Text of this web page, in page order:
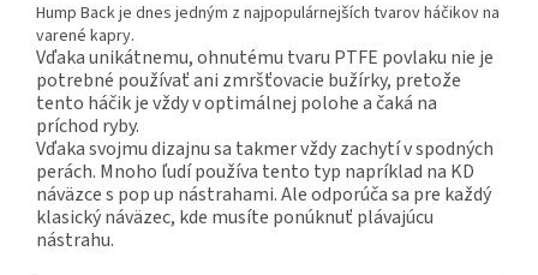
Hump Back je dnes jedným z najpopulárnejších tvarov háčikov na
varené kapry.
Vďaka unikátnemu, ohnutému tvaru PTFE povlaku nie je
potrebné používať ani zmršťovacie bužírky, pretože
tento háčik je vždy v optimálnej polohe a čaká na
príchod ryby.
Vďaka svojmu dizajnu sa takmer vždy zachytí v spodných
perách. Mnoho ľudí používa tento typ napríklad na KD
náväzce s pop up nástrahami. Ale odporúča sa pre každý
klasický náväzec, kde musíte ponúknuť plávajúcu
nástrahu.